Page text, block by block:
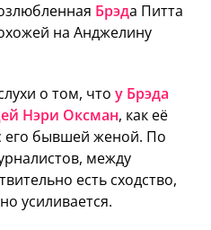
Брэда Питта
на Анджелину
о том, чтоу Брэда
Нэри Оксман, как её
его бывшей женой. По
между
есть сходство,
усиливается.